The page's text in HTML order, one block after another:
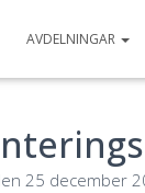
AVDELNINGAR
25 december